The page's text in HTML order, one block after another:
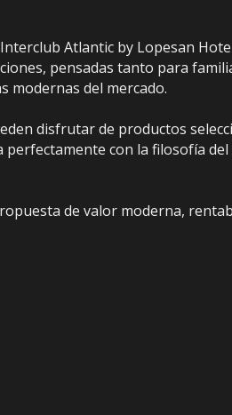
Atlantic by Lopesan
pensadas tanto para
modernas del mercado.
disfrutar de productos
con la filosofía
de valor moderna,